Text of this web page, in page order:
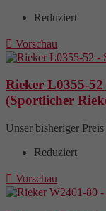
Reduziert
 Vorschau
Rieker L0355-
(Sportlicher
Unser bisheriger Preis
Reduziert
 Vorschau